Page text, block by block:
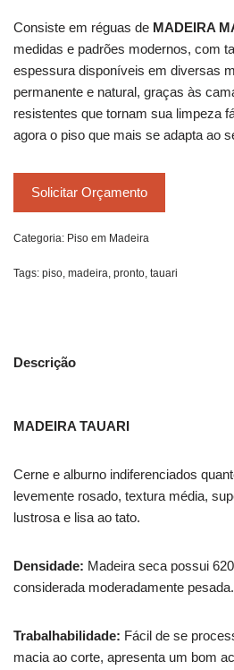
Consiste em réguas de MADEIRA
medidas e padrões modernos, com
espessura disponíveis em diversas
permanente e natural, graças às
resistentes que tornam sua limpeza
agora o piso que mais se adapta ao
Solicitar Orçamento
Categoria: Piso em Madeira
Tags: piso, madeira, pronto, tauari
Descrição
MADEIRA TAUARI
Cerne e alburno indiferenciados
levemente rosado, textura média,
lustrosa e lisa ao tato.
Densidade: Madeira seca possui
considerada moderadamente pesada.
Trabalhabilidade: Fácil de se
macia ao corte, apresenta um bom